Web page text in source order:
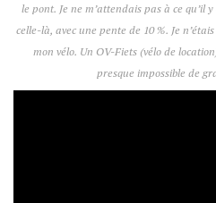
le pont. Je ne m’attendais pas à ce qu’il
celle-là, avec une pente de 10 %. Je
mon vélo. Un OV-Fiets (vélo de
presque impossible de